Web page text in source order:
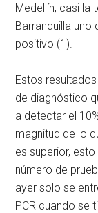
Medellín, casi la
Barranquilla
positivo (1).
Estos
de diagnóstico
a detectar el
magnitud de lo
es superior,
número de
ayer solo se
PCR cuando se